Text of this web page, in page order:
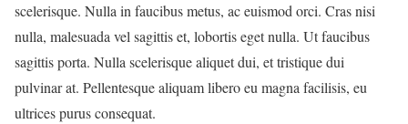
scelerisque. Nulla in faucibus metus, ac euismod orci. Cras nisi
nulla, malesuada vel sagittis et, lobortis eget nulla. Ut faucibus
sagittis porta. Nulla scelerisque aliquet dui, et tristique dui
pulvinar at. Pellentesque aliquam libero eu magna facilisis, eu
ultrices purus consequat.